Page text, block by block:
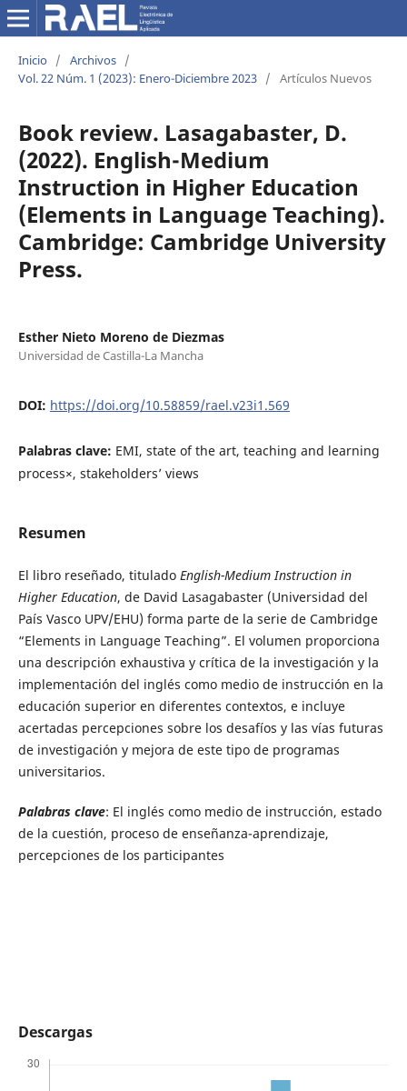
Inicio / Archivos /
Vol. 22 Núm. 1 (2023): Enero-Diciembre 2023 / Artículos Nuevos
Book review. Lasagabaster, D.
(2022). English-Medium
Instruction in Higher Education
(Elements in Language Teaching).
Cambridge: Cambridge University
Press.
Esther Nieto Moreno de Diezmas
Universidad de Castilla-La Mancha
DOI: https://doi.org/10.58859/rael.v23i1.569
Palabras clave: EMI, state of the art, teaching and learning
process×, stakeholders’ views
Resumen
El libro reseñado, titulado English-Medium Instruction in
Higher Education, de David Lasagabaster (Universidad del
País Vasco UPV/EHU) forma parte de la serie de Cambridge
“Elements in Language Teaching”. El volumen proporciona
una descripción exhaustiva y crítica de la investigación y la
implementación del inglés como medio de instrucción en la
educación superior en diferentes contextos, e incluye
acertadas percepciones sobre los desafíos y las vías futuras
de investigación y mejora de este tipo de programas
universitarios.
Palabras clave: El inglés como medio de instrucción, estado
de la cuestión, proceso de enseñanza-aprendizaje,
percepciones de los participantes
Descargas